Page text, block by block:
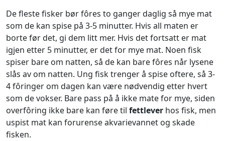
De fleste fisker bør fôres to ganger daglig så mye mat
som de kan spise på 3-5 minutter. Hvis all maten er
borte før det, gi dem litt mer. Hvis det fortsatt er mat
igjen etter 5 minutter, er det for mye mat. Noen fisk
spiser bare om natten, så de kan bare fôres når lysene
slås av om natten. Ung fisk trenger å spise oftere, så 3-
4 fôringer om dagen kan være nødvendig etter hvert
som de vokser. Bare pass på å ikke mate for mye, siden
overfôring ikke bare kan føre til fettlever hos fisk, men
uspist mat kan forurense akvarievannet og skade
fisken.